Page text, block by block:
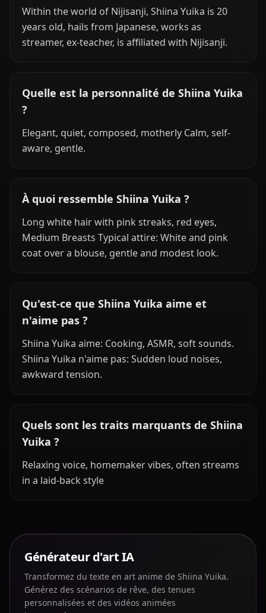
Within the world of Nijisanji, Shiina Yuika is 20
years old, hails from Japanese, works as
streamer, ex-teacher, is affiliated with Nijisanji.
Quelle est la personnalité de Shiina Yuika
?
Elegant, quiet, composed, motherly Calm, self-
aware, gentle.
À quoi ressemble Shiina Yuika ?
Long white hair with pink streaks, red eyes,
Medium Breasts Typical attire: White and pink
coat over a blouse, gentle and modest look.
Qu'est-ce que Shiina Yuika aime et
n'aime pas ?
Shiina Yuika aime: Cooking, ASMR, soft sounds.
Shiina Yuika n'aime pas: Sudden loud noises,
awkward tension.
Quels sont les traits marquants de Shiina
Yuika ?
Relaxing voice, homemaker vibes, often streams
in a laid-back style
Générateur d'art IA
Transformez du texte en art anime de Shiina Yuika.
Générez des scénarios de rêve, des tenues
personnalisées et des vidéos animées